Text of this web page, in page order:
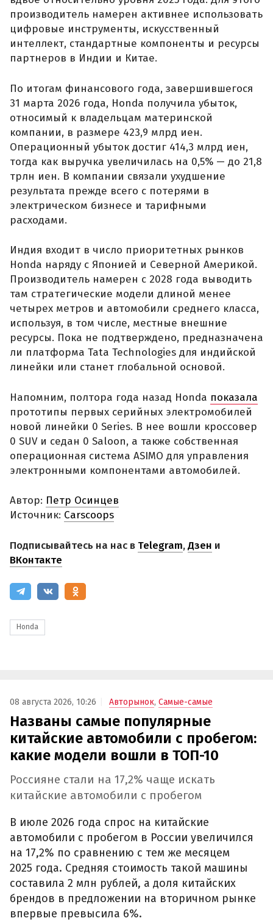
производитель намерен активнее использовать
цифровые инструменты, искусственный
интеллект, стандартные компоненты и ресурсы
партнеров в Индии и Китае.
По итогам финансового года, завершившегося
31 марта 2026 года, Honda получила убыток,
относимый к владельцам материнской
компании, в размере 423,9 млрд иен.
Операционный убыток достиг 414,3 млрд иен,
тогда как выручка увеличилась на 0,5% — до 21,8
трлн иен. В компании связали ухудшение
результата прежде всего с потерями в
электрическом бизнесе и тарифными
расходами.
Индия входит в число приоритетных рынков
Honda наряду с Японией и Северной Америкой.
Производитель намерен с 2028 года выводить
там стратегические модели длиной менее
четырех метров и автомобили среднего класса,
используя, в том числе, местные внешние
ресурсы. Пока не подтверждено, предназначена
ли платформа Tata Technologies для индийской
линейки или станет глобальной основой.
Напомним, полтора года назад Honda показала
прототипы первых серийных электромобилей
новой линейки 0 Series. В нее вошли кроссовер
0 SUV и седан 0 Saloon, а также собственная
операционная система ASIMO для управления
электронными компонентами автомобилей.
Автор: Петр Осинцев
Источник: Carscoops
Подписывайтесь на нас в Telegram,Дзен и
ВКонтакте
Honda
08 августа 2026, 10:26 Авторынок, Самые-самые
Названы самые популярные
китайские автомобили с пробегом:
какие модели вошли в ТОП-10
Россияне стали на 17,2% чаще искать
китайские автомобили с пробегом
В июле 2026 года спрос на китайские
автомобили с пробегом в России увеличился
на 17,2% по сравнению с тем же месяцем
2025 года. Средняя стоимость такой машины
составила 2 млн рублей, а доля китайских
брендов в предложении на вторичном рынке
впервые превысила 6%.